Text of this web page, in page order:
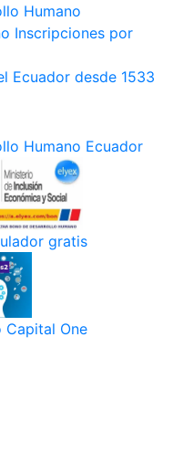
Humano
Inscripciones por
Ecuador desde 1533
Humano Ecuador
gratis
Capital One